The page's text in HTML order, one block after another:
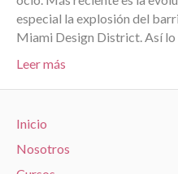
especial la explosión del
Miami Design District. Así
Leer más
Inicio
Nosotros